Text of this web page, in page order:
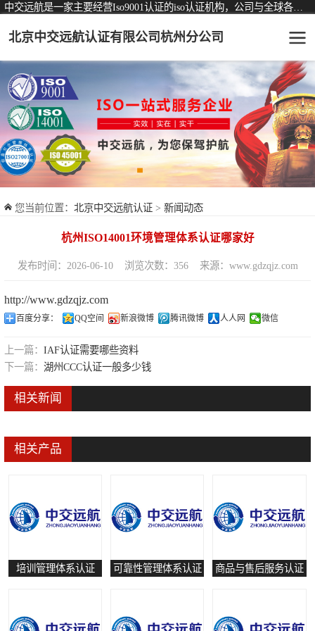
北京中交远航认证有限公司杭州分公司
您当前位置： 北京中交远航认证 > 新闻动态
杭州ISO14001环境管理体系认证哪家好
发布时间：2026-06-10 浏览次数：356 来源：www.gdzqjz.com
http://www.gdzqjz.com
百度分享： QQ空间 新浪微博 腾讯微博 人人网 微信
上一篇： IAF认证需要哪些资料
下一篇： 湖州CCC认证一般多少钱
相关新闻
相关产品
培训管理体系认证 可靠性管理体系认证 商品与售后服务认证
认证服务 可从事认证业务一览表
ISO9001质量管理体系认证
ISO14001环境管理体系认证
ISO45001职业健康安全管理体系认证
交通运输服务认证
ISO27001信息安全管理体系认证
培训管理体系认证